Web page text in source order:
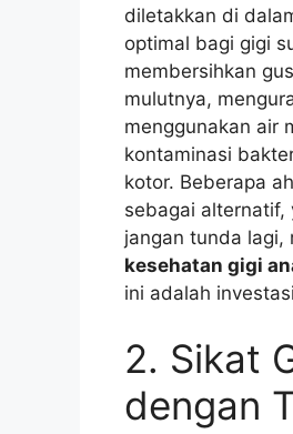
diletakkan di
optimal bagi gigi
membersihkan
mulutnya,
menggunakan air
kontaminasi
kotor. Beberapa
sebagai alternatif,
jangan tunda lagi,
kesehatan gigi
ini adalah
2. Sikat
dengan